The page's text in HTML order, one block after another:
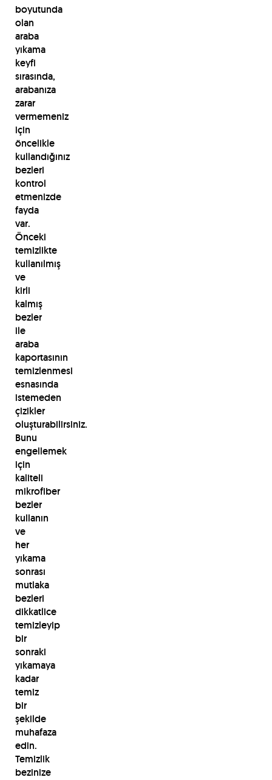
boyutunda
olan
araba
yıkama
keyfi
sırasında,
arabanıza
zarar
vermemeniz
için
öncelikle
kullandığınız
bezleri
kontrol
etmenizde
fayda
var.
Önceki
temizlikte
kullanılmış
ve
kirli
kalmış
bezler
ile
araba
kaportasının
temizlenmesi
esnasında
istemeden
çizikler
oluşturabilirsiniz.
Bunu
engellemek
için
kaliteli
mikrofiber
bezler
kullanın
ve
her
yıkama
sonrası
mutlaka
bezleri
dikkatlice
temizleyip
bir
sonraki
yıkamaya
kadar
temiz
bir
şekilde
muhafaza
edin.
Temizlik
bezinize